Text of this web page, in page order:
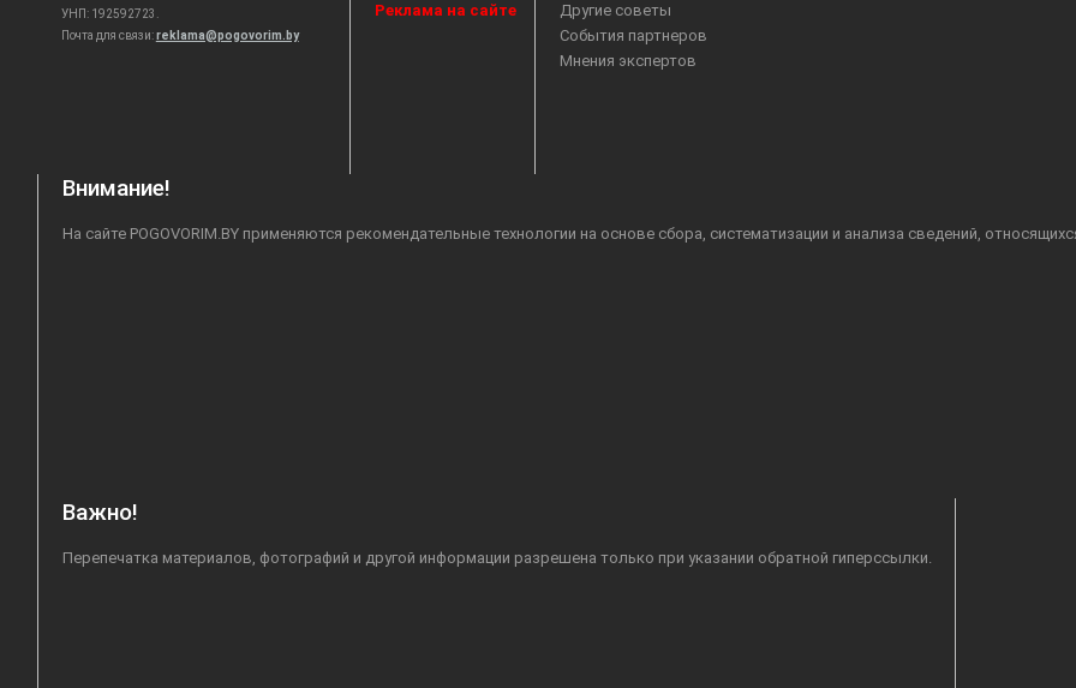
УНП: 192592723.
Почта для связи:reklama@pogovorim.by
Реклама на сайте
Другие советы
События партнеров
Мнения экспертов
Внимание!
На сайте POGOVORIM.BY применяются рекомендательные технологии на основе сбора, систематизации и анализа сведений,
Важно!
Перепечатка материалов, фотографий и другой информации разрешена только при указании обратной гиперссылки.